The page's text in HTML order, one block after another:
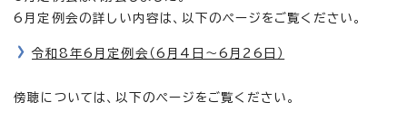
6月定例会の詳しい内容は、以下のページをご覧ください。
令和8年6月定例会（6月4日～6月26日）
傍聴については、以下のページをご覧ください。